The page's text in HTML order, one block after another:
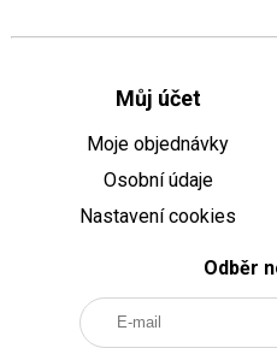
Můj účet
Moje objednávky
Osobní údaje
Nastavení cookies
Odběr